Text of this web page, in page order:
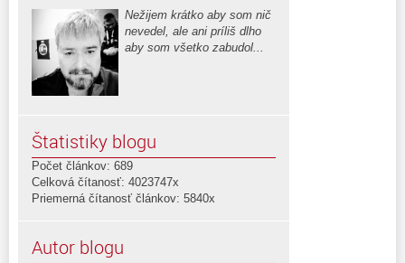
Nežijem krátko aby som nič
nevedel, ale ani príliš dlho
aby som všetko zabudol...
Štatistiky blogu
Počet článkov: 689
Celková čítanosť: 4023747x
Priemerná čítanosť článkov: 5840x
Autor blogu